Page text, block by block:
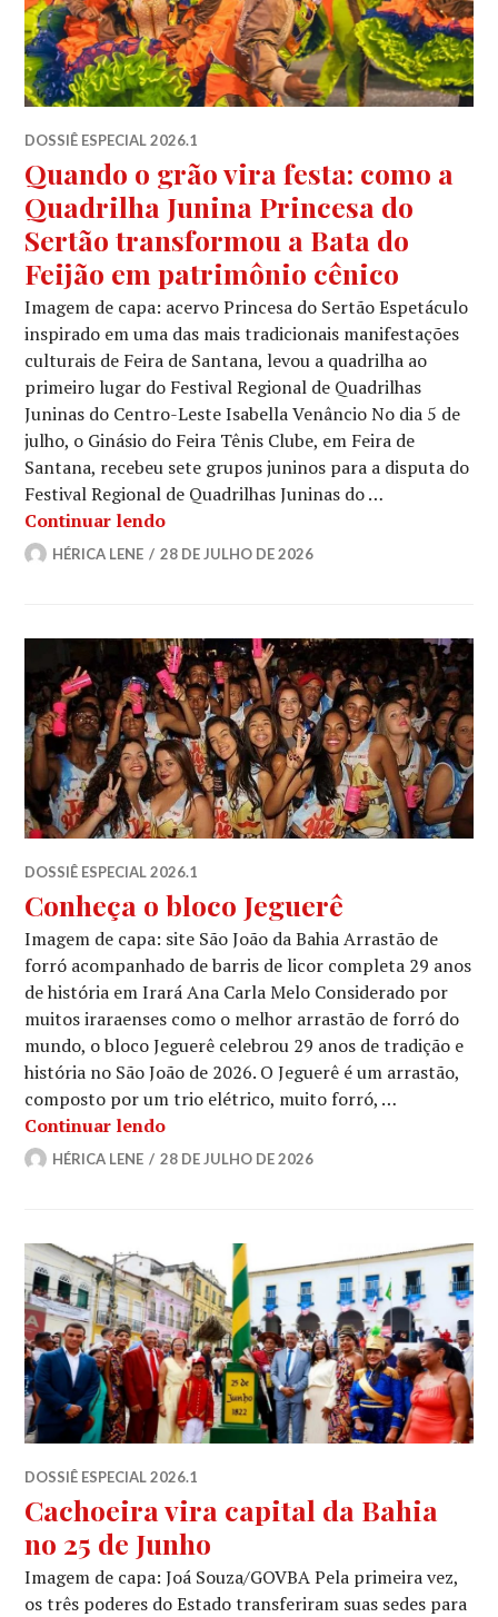
DOSSIÊ ESPECIAL 2026.1
Quando o grão vira festa: como a
Quadrilha Junina Princesa do
Sertão transformou a Bata do
Feijão em patrimônio cênico
Imagem de capa: acervo Princesa do Sertão Espetáculo
inspirado em uma das mais tradicionais manifestações
culturais de Feira de Santana, levou a quadrilha ao
primeiro lugar do Festival Regional de Quadrilhas
Juninas do Centro-Leste Isabella Venâncio No dia 5 de
julho, o Ginásio do Feira Tênis Clube, em Feira de
Santana, recebeu sete grupos juninos para a disputa do
Festival Regional de Quadrilhas Juninas do …
Continuar lendoQuando o grão vira festa: como a
HÉRICA LENE 28 DE JULHO DE 2026
DOSSIÊ ESPECIAL 2026.1
Conheça o bloco Jeguerê
Imagem de capa: site São João da Bahia Arrastão de
forró acompanhado de barris de licor completa 29 anos
de história em Irará Ana Carla Melo Considerado por
muitos iraraenses como o melhor arrastão de forró do
mundo, o bloco Jeguerê celebrou 29 anos de tradição e
história no São João de 2026. O Jeguerê é um arrastão,
composto por um trio elétrico, muito forró, …
Continuar lendoConheça o bloco Jeguerê
HÉRICA LENE 28 DE JULHO DE 2026
DOSSIÊ ESPECIAL 2026.1
Cachoeira vira capital da Bahia
no 25 de Junho
Imagem de capa: Joá Souza/GOVBA Pela primeira vez,
os três poderes do Estado transferiram suas sedes para